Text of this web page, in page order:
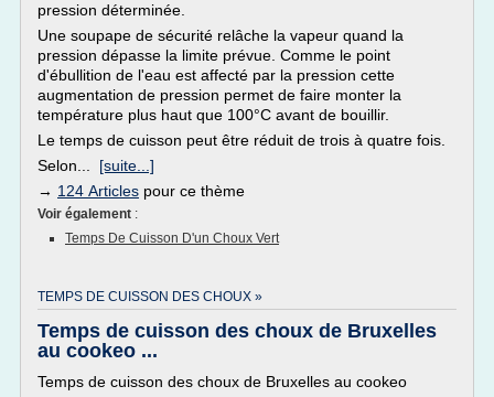
pression déterminée.
Une soupape de sécurité relâche la vapeur quand la
pression dépasse la limite prévue. Comme le point
d'ébullition de l'eau est affecté par la pression cette
augmentation de pression permet de faire monter la
température plus haut que 100°C avant de bouillir.
Le temps de cuisson peut être réduit de trois à quatre fois.
Selon... [suite...]
→ 124 Articles pour ce thème
Voir également :
Temps De Cuisson D'un Choux Vert
TEMPS DE CUISSON DES CHOUX »
Temps de cuisson des choux de Bruxelles
au cookeo ...
Temps de cuisson des choux de Bruxelles au cookeo